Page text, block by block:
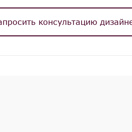
консультацию